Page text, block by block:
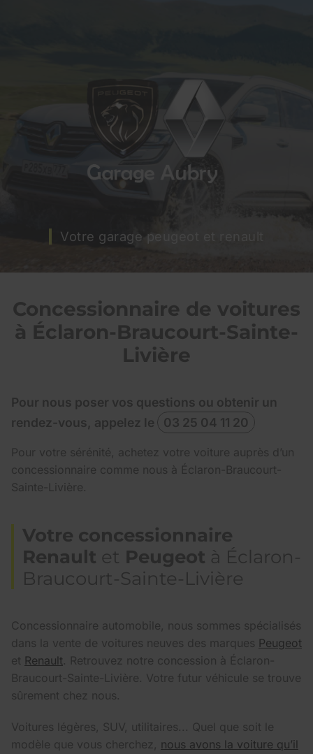
Votre garage peugeot et renault
Concessionnaire de voitures
à Éclaron-Braucourt-Sainte-
Livière
Pour nous poser vos questions ou obtenir un
rendez-vous, appelez le
03 25 04 11 20
Pour votre sérénité, achetez votre voiture auprès d’un
concessionnaire comme nous à Éclaron-Braucourt-
Sainte-Livière.
Votre concessionnaire
Renault et Peugeot à Éclaron-
Braucourt-Sainte-Livière
Concessionnaire automobile, nous sommes spécialisés
dans la vente de voitures neuves des marques Peugeot
et Renault. Retrouvez notre concession à Éclaron-
Braucourt-Sainte-Livière. Votre futur véhicule se trouve
sûrement chez nous.
Voitures légères, SUV, utilitaires... Quel que soit le
modèle que vous cherchez, nous avons la voiture qu’il